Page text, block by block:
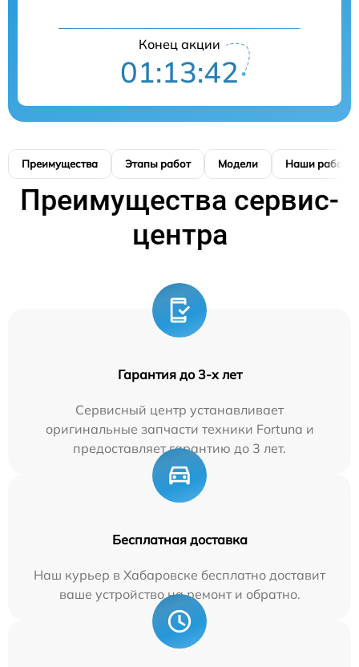
Конец акции
01:13:41
Преимущества Этапы работ Модели Наши работы
Преимущества сервис-
центра
Гарантия до 3-х лет
Сервисный центр устанавливает
оригинальные запчасти техники Fortuna и
предоставляет гарантию до 3 лет.
Бесплатная доставка
Наш курьер в Хабаровске бесплатно доставит
ваше устройство на ремонт и обратно.